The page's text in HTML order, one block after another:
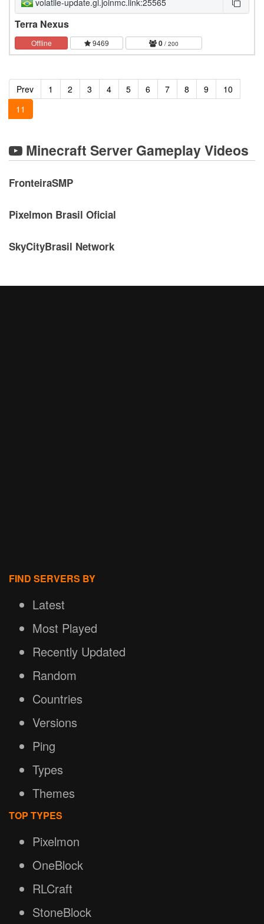
Terra Nexus
Offline 9469 0 / 200
Prev 1 2 3 4 5 6 7 8 9
10
11
Minecraft Server Gameplay Videos
FronteiraSMP
Pixelmon Brasil Oficial
SkyCityBrasil Network
FIND SERVERS BY
Latest
Most Played
Recently Updated
Random
Countries
Versions
Ping
Types
Themes
TOP TYPES
Pixelmon
OneBlock
RLCraft
StoneBlock